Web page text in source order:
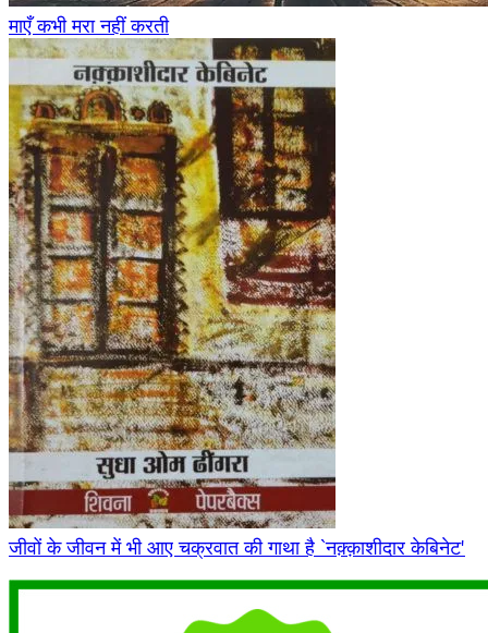
माएँ कभी मरा नहीं करती
जीवों के जीवन में भी आए चक्रवात की गाथा है `नक़्क़ाशीदार केबिनेट'